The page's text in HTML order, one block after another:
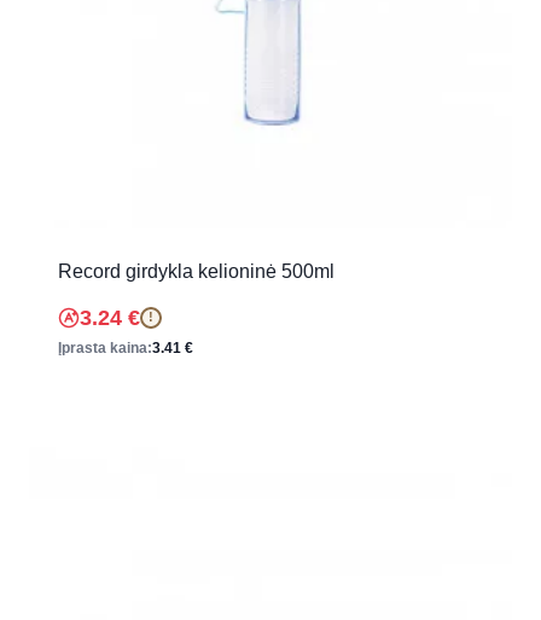
Record girdykla kelioninė 500ml
3.24 € !
Įprasta kaina:3.41 €